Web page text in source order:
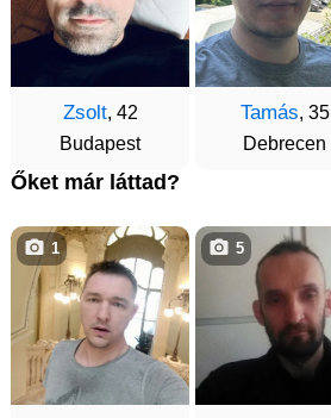
Zsolt, 42
Budapest
Tamás, 35
Debrecen
Őket már láttad?
1 5